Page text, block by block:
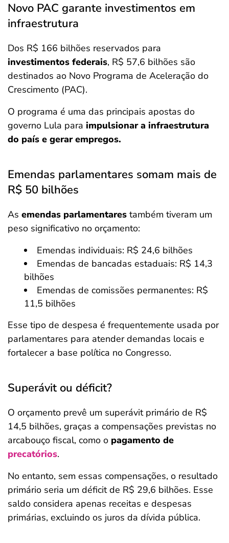
Novo PAC garante investimentos em
infraestrutura
Dos R$ 166 bilhões reservados para
investimentos federais, R$ 57,6 bilhões são
destinados ao Novo Programa de Aceleração do
Crescimento (PAC).
O programa é uma das principais apostas do
governo Lula para impulsionar a infraestrutura
do país e gerar empregos.
Emendas parlamentares somam mais de
R$ 50 bilhões
As emendas parlamentares também tiveram um
peso significativo no orçamento:
Emendas individuais: R$ 24,6 bilhões
Emendas de bancadas estaduais: R$ 14,3
bilhões
Emendas de comissões permanentes: R$
11,5 bilhões
Esse tipo de despesa é frequentemente usada por
parlamentares para atender demandas locais e
fortalecer a base política no Congresso.
Superávit ou déficit?
O orçamento prevê um superávit primário de R$
14,5 bilhões, graças a compensações previstas no
arcabouço fiscal, como o pagamento de
precatórios.
No entanto, sem essas compensações, o resultado
primário seria um déficit de R$ 29,6 bilhões. Esse
saldo considera apenas receitas e despesas
primárias, excluindo os juros da dívida pública.